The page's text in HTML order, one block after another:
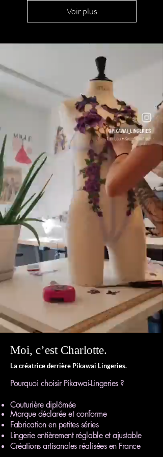
Voir plus
Moi, c’est Charlotte.
La créatrice derrière Pikawai Lingeries.
Pourquoi choisir Pikawai-Lingeries ?
Couturière diplômée
Marque déclarée et conforme
Fabrication en petites séries
Lingerie entièrement réglable et ajustable
Créations artisanales réalisées en France